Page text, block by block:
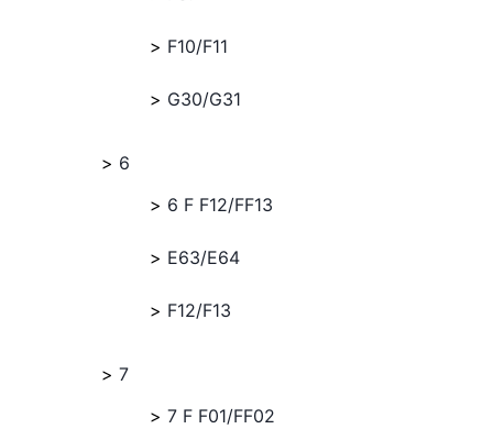
F10/F11
G30/G31
6
6 F F12/FF13
E63/E64
F12/F13
7
7 F F01/FF02